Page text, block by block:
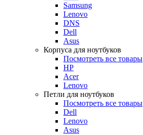
Samsung
Lenovo
DNS
Dell
Asus
Корпуса для ноутбуков
Посмотреть все товары
HP
Acer
Lenovo
Петли для ноутбуков
Посмотреть все товары
Dell
Lenovo
Asus